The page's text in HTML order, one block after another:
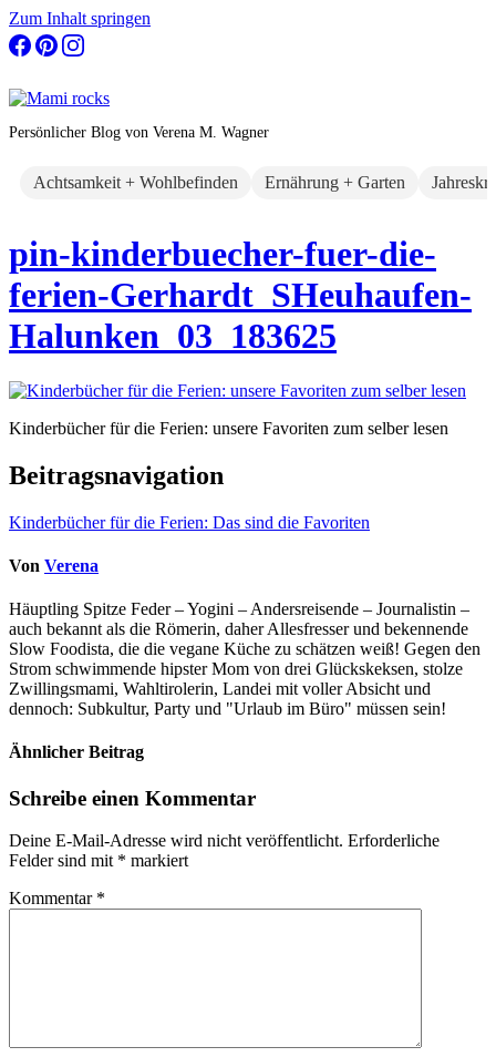
Zum Inhalt springen
Persönlicher Blog von Verena M. Wagner
Achtsamkeit + Wohlbefinden Ernährung + Garten
pin-kinderbuecher-fuer-die-
ferien-Gerhardt_SHeuhaufen-
Halunken_03_183625
Kinderbücher für die Ferien: unsere Favoriten zum selber lesen
Beitragsnavigation
Kinderbücher für die Ferien: Das sind die Favoriten
Von Verena
Häuptling Spitze Feder – Yogini – Andersreisende – Journalistin –
auch bekannt als die Römerin, daher Allesfresser und bekennende
Slow Foodista, die die vegane Küche zu schätzen weiß! Gegen den
Strom schwimmende hipster Mom von drei Glückskeksen, stolze
Zwillingsmami, Wahltirolerin, Landei mit voller Absicht und
dennoch: Subkultur, Party und "Urlaub im Büro" müssen sein!
Ähnlicher Beitrag
Schreibe einen Kommentar
Deine E-Mail-Adresse wird nicht veröffentlicht. Erforderliche
Felder sind mit * markiert
Kommentar *